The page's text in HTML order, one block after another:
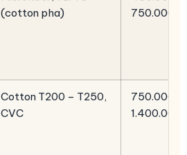
(cotton pha)
750.000đ
Cotton T200 – T250,
CVC
750.000 –